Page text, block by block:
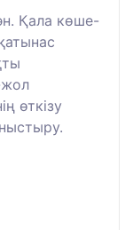
Қала көше-
жол
өткізу